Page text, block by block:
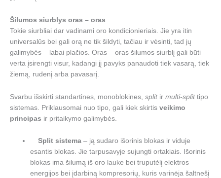
Šilumos siurblys oras – oras
Tokie siurbliai dar vadinami oro kondicionieriais. Jie yra itin
universalūs bei gali orą ne tik šildyti, tačiau ir vėsinti, tad jų
galimybės – labai plačios. Oras – oras šilumos siurblį gali būti
verta įsirengti visur, kadangi jį pavyks panaudoti tiek vasarą, tiek
žiemą, rudenį arba pavasarį.
Svarbu išskirti standartines, monoblokines, split ir multi-split tipo
sistemas. Priklausomai nuo tipo, gali kiek skirtis veikimo
principas ir pritaikymo galimybės.
Split sistema – ją sudaro išorinis blokas ir viduje
esantis blokas. Jie tarpusavyje sujungti ortakiais. Išorinis
blokas ima šilumą iš oro lauke bei truputėlį elektros
energijos bei įdarbiną kompresorių, kuris varinėja šaltnešį